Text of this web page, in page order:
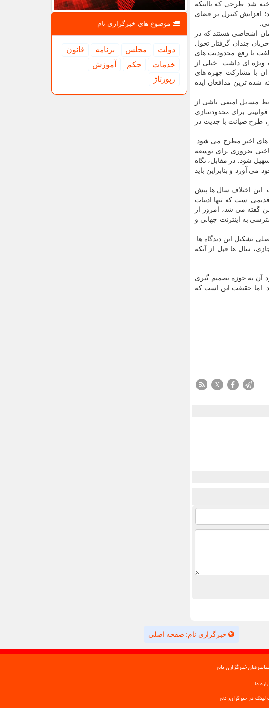
شد. طرحی که بااینکه
افزایش کنترل بر فضای
اشخاصی هستند که در
چندان گرفتار تحول
با رفع محدودیت های
ویژه ای داشت. خیلی از
با مشارکت چهره های
شده ترین مدافعان ایده
مسایل امنیتی ناشی از
برای محدودسازی
نظامی اخیر، طرح صیانت با جدیت در
های اخیر مطرح می شود.
ضروری برای توسعه
شود. در مقابل، نگاه
آورد و بنابراین باید
این اختلاف سال ها پیش
است که تنها ادبیات
گفته می شد، امروز از
به اینترنت جهانی و
تشکیل این دیدگاه ها.
سال ها قبل از آنکه
آن به حوزه تصمیم گیری
اما حقیقت این است که
X
موضوع های خبرگزاری نام
دولت مجلس برنامه
قانون
خدمات
حكم
آموزش
رپورتاژ
خبرگزاری نام: صفحه اصلی
میانبرهای خبرگزاری نام
ما
لینک در خبرگزاری نام